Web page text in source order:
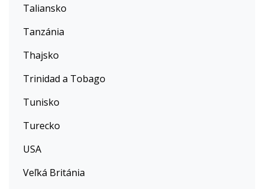
Taliansko
Tanzánia
Thajsko
Trinidad a Tobago
Tunisko
Turecko
USA
Veľká Británia